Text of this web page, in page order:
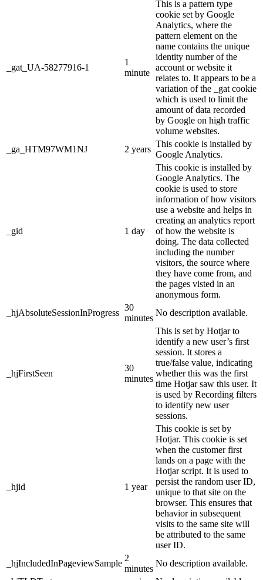
_gat_UA-58277916-1
1
minute
This is a pattern type
cookie set by Google
Analytics, where the
pattern element on the
name contains the unique
identity number of the
account or website it
relates to. It appears to be a
variation of the _gat cookie
which is used to limit the
amount of data recorded
by Google on high traffic
volume websites.
_ga_HTM97WM1NJ
2 years
This cookie is installed by
Google Analytics.
_gid 1 day
This cookie is installed by
Google Analytics. The
cookie is used to store
information of how visitors
use a website and helps in
creating an analytics report
of how the website is
doing. The data collected
including the number
visitors, the source where
they have come from, and
the pages visted in an
anonymous form.
_hjAbsoluteSessionInProgress
30
minutes
No description available.
_hjFirstSeen
30
minutes
This is set by Hotjar to
identify a new user’s first
session. It stores a
true/false value, indicating
whether this was the first
time Hotjar saw this user. It
is used by Recording filters
to identify new user
sessions.
_hjid 1 year
This cookie is set by
Hotjar. This cookie is set
when the customer first
lands on a page with the
Hotjar script. It is used to
persist the random user ID,
unique to that site on the
browser. This ensures that
behavior in subsequent
visits to the same site will
be attributed to the same
user ID.
_hjIncludedInPageviewSample
2
minutes
No description available.